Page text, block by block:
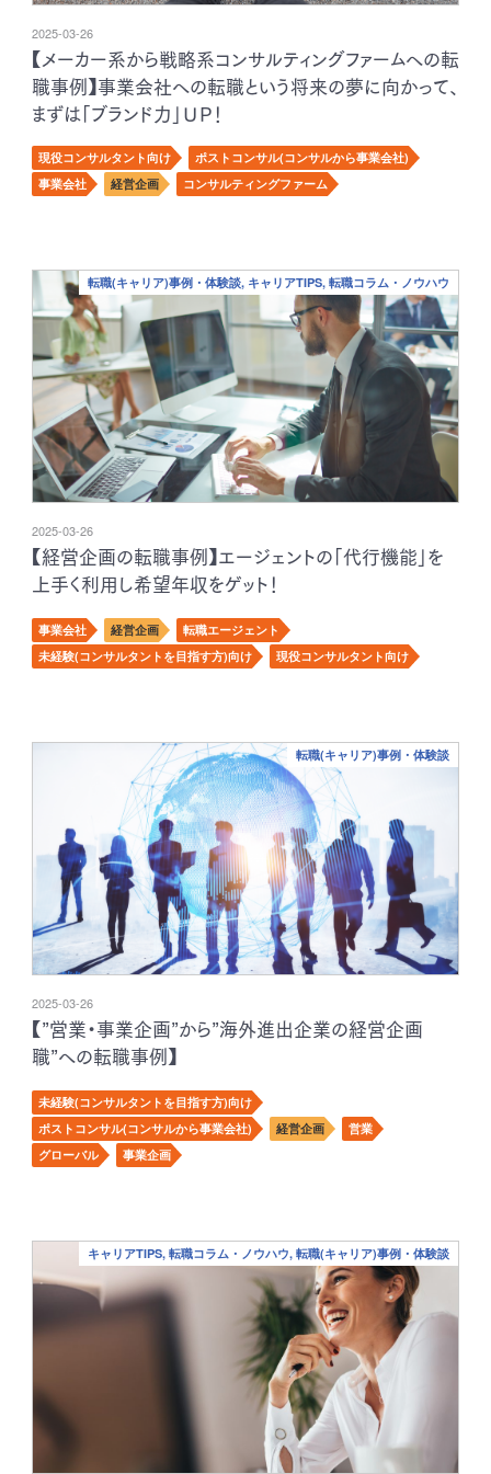
2025-03-26
【メーカー系から戦略系コンサルティングファームへの転
職事例】事業会社への転職という将来の夢に向かって、
まずは「ブランド力」ＵＰ！
現役コンサルタント向け
ポストコンサル(コンサルから事業会社)
事業会社
経営企画 コンサルティングファーム
転職(キャリア)事例・体験談, キャリアTIPS, 転職コラム・ノウハウ
2025-03-26
【経営企画の転職事例】エージェントの「代行機能」を
上手く利用し希望年収をゲット！
事業会社 経営企画
転職エージェント
未経験(コンサルタントを目指す方)向け
現役コンサルタント向け
転職(キャリア)事例・体験談
2025-03-26
【”営業・事業企画”から”海外進出企業の経営企画
職”への転職事例】
未経験(コンサルタントを目指す方)向け
ポストコンサル(コンサルから事業会社)
経営企画
営業
グローバル
事業企画
キャリアTIPS, 転職コラム・ノウハウ, 転職(キャリア)事例・体験談